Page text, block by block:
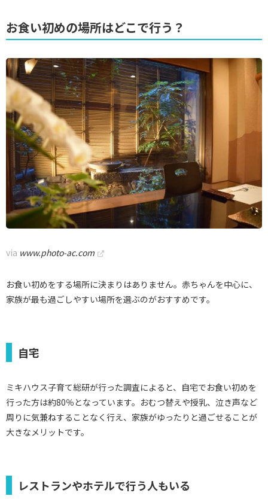
お食い初めの場所はどこで行う？
via www.photo-ac.com
お食い初めをする場所に決まりはありません。赤ちゃんを中心に、
家族が最も過ごしやすい場所を選ぶのがおすすめです。
自宅
ミキハウス子育て総研が行った調査によると、自宅でお食い初めを
行った方は約80％となっています。おむつ替えや授乳、泣き声など
周りに気兼ねすることなく行え、家族がゆったりと過ごせることが
大きなメリットです。
レストランやホテルで行う人もいる